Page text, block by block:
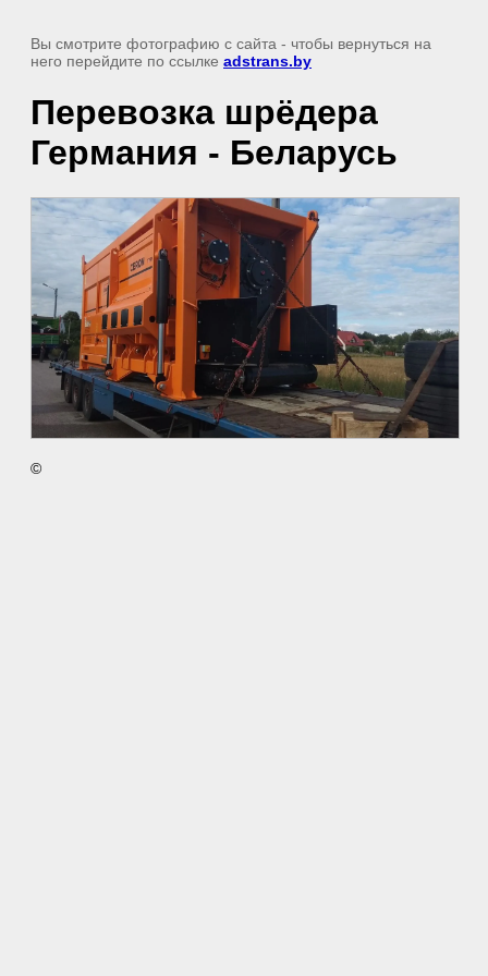
Вы смотрите фотографию с сайта - чтобы вернуться на
него перейдите по ссылке adstrans.by
Перевозка шрёдера
Германия - Беларусь
©